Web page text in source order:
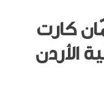
كارت
الأردن